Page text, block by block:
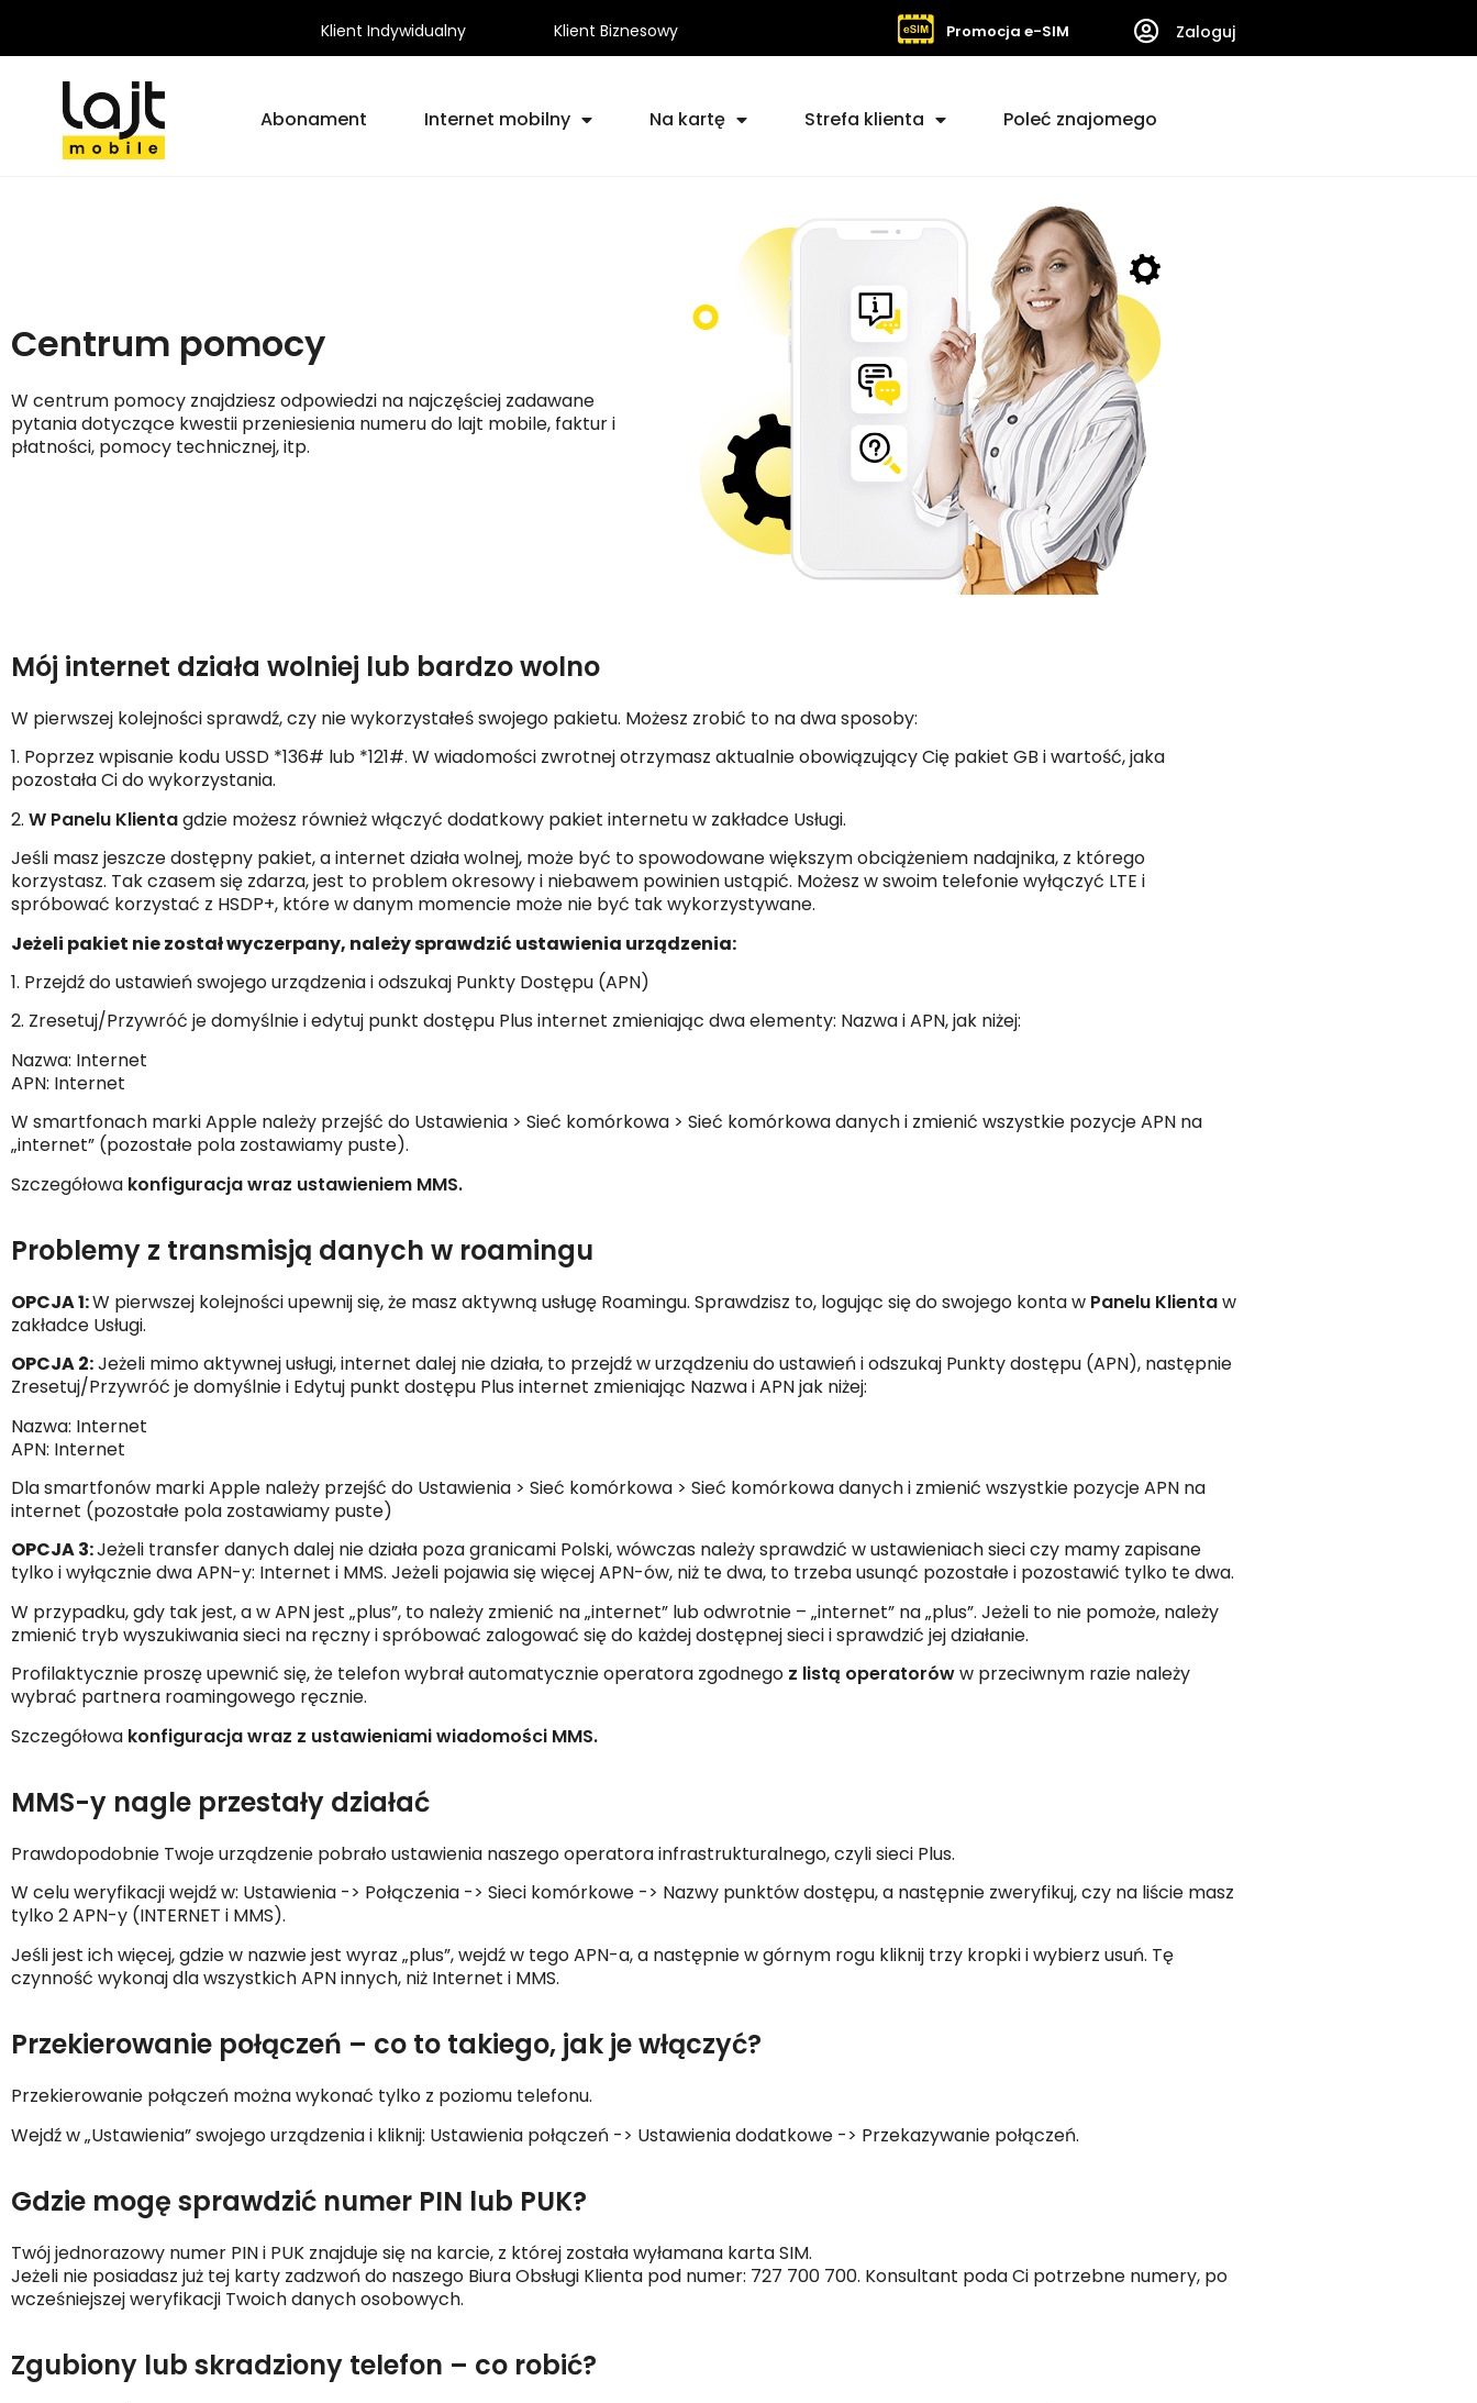
Klient Indywidualny Klient Biznesowy Promocja e-SIM Zaloguj
Abonament Internet mobilny Na kartę Strefa klienta Poleć znajomego
Centrum pomocy
W centrum pomocy znajdziesz odpowiedzi na najczęściej zadawane
pytania dotyczące kwestii przeniesienia numeru do lajt mobile, faktur i
płatności, pomocy technicznej, itp.
Mój internet działa wolniej lub bardzo wolno
W pierwszej kolejności sprawdź, czy nie wykorzystałeś swojego pakietu. Możesz zrobić to na dwa sposoby:
1. Poprzez wpisanie kodu USSD *136# lub *121#. W wiadomości zwrotnej otrzymasz aktualnie obowiązujący Cię pakiet GB i wartość, jaka
pozostała Ci do wykorzystania.
2. W Panelu Klientagdzie możesz również włączyć dodatkowy pakiet internetu w zakładce Usługi.
Jeśli masz jeszcze dostępny pakiet, a internet działa wolnej, może być to spowodowane większym obciążeniem nadajnika, z którego
korzystasz. Tak czasem się zdarza, jest to problem okresowy i niebawem powinien ustąpić. Możesz w swoim telefonie wyłączyć LTE i
spróbować korzystać z HSDP+, które w danym momencie może nie być tak wykorzystywane.
Jeżeli pakiet nie został wyczerpany, należy sprawdzić ustawienia urządzenia:
1. Przejdź do ustawień swojego urządzenia i odszukaj Punkty Dostępu (APN)
2. Zresetuj/Przywróć je domyślnie i edytuj punkt dostępu Plus internet zmieniając dwa elementy: Nazwa i APN, jak niżej:
Nazwa: Internet
APN: Internet
W smartfonach marki Apple należy przejść do Ustawienia > Sieć komórkowa > Sieć komórkowa danych i zmienić wszystkie pozycje APN na
„internet” (pozostałe pola zostawiamy puste).
Szczegółowa konfiguracja wraz ustawieniem MMS.
Problemy z transmisją danych w roamingu
OPCJA 1:W pierwszej kolejności upewnij się, że masz aktywną usługę Roamingu. Sprawdzisz to, logując się do swojego konta w Panelu Klientaw
zakładce Usługi.
OPCJA 2:Jeżeli mimo aktywnej usługi, internet dalej nie działa, to przejdź w urządzeniu do ustawień i odszukaj Punkty dostępu (APN), następnie
Zresetuj/Przywróć je domyślnie i Edytuj punkt dostępu Plus internet zmieniając Nazwa i APN jak niżej:
Nazwa: Internet
APN: Internet
Dla smartfonów marki Apple należy przejść do Ustawienia > Sieć komórkowa > Sieć komórkowa danych i zmienić wszystkie pozycje APN na
internet (pozostałe pola zostawiamy puste)
OPCJA 3:Jeżeli transfer danych dalej nie działa poza granicami Polski, wówczas należy sprawdzić w ustawieniach sieci czy mamy zapisane
tylko i wyłącznie dwa APN-y: Internet i MMS. Jeżeli pojawia się więcej APN-ów, niż te dwa, to trzeba usunąć pozostałe i pozostawić tylko te dwa.
W przypadku, gdy tak jest, a w APN jest „plus”, to należy zmienić na „internet” lub odwrotnie – „internet” na „plus”. Jeżeli to nie pomoże, należy
zmienić tryb wyszukiwania sieci na ręczny i spróbować zalogować się do każdej dostępnej sieci i sprawdzić jej działanie.
Profilaktycznie proszę upewnić się, że telefon wybrał automatycznie operatora zgodnego z listą operatoróww przeciwnym razie należy
wybrać partnera roamingowego ręcznie.
Szczegółowa konfiguracja wraz z ustawieniami wiadomości MMS.
MMS-y nagle przestały działać
Prawdopodobnie Twoje urządzenie pobrało ustawienia naszego operatora infrastrukturalnego, czyli sieci Plus.
W celu weryfikacji wejdź w: Ustawienia -> Połączenia -> Sieci komórkowe -> Nazwy punktów dostępu,a następnie zweryfikuj, czy na liście masz
tylko 2 APN-y (INTERNET i MMS).
Jeśli jest ich więcej, gdzie w nazwie jest wyraz „plus”, wejdź w tego APN-a, a następnie w górnym rogu kliknij trzy kropki i wybierz usuń. Tę
czynność wykonaj dla wszystkich APN innych, niż Internet i MMS.
Przekierowanie połączeń – co to takiego, jak je włączyć?
Przekierowanie połączeń można wykonać tylko z poziomu telefonu.
Wejdź w „Ustawienia” swojego urządzenia i kliknij: Ustawienia połączeń -> Ustawienia dodatkowe -> Przekazywanie połączeń.
Gdzie mogę sprawdzić numer PIN lub PUK?
Twój jednorazowy numer PIN i PUK znajduje się na karcie, z której została wyłamana karta SIM.
Jeżeli nie posiadasz już tej karty zadzwoń do naszego Biura Obsługi Klienta pod numer: 727 700 700. Konsultant poda Ci potrzebne numery, po
wcześniejszej weryfikacji Twoich danych osobowych.
Zgubiony lub skradziony telefon – co robić?